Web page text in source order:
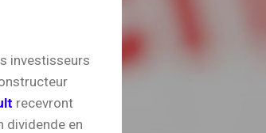
investisseurs
recevront
dividende en